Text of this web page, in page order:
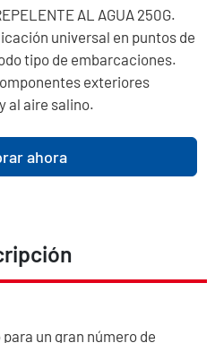
AL AGUA 250G.
universal en puntos de
tipo de embarcaciones.
exteriores
al aire salino.
ahora
un gran número de